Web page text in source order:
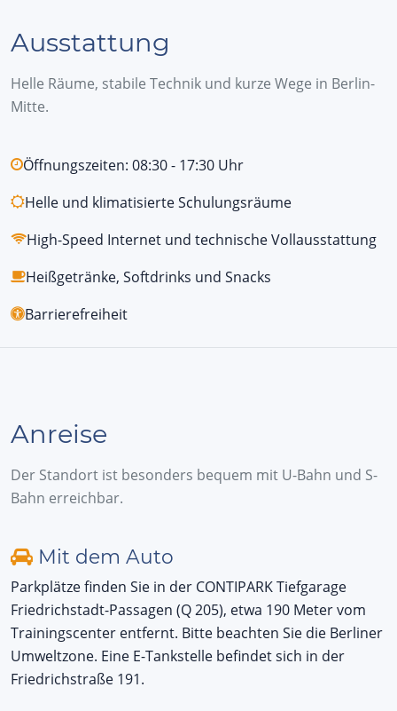
Ausstattung
Helle Räume, stabile Technik und kurze Wege in Berlin-
Mitte.
Öffnungszeiten: 08:30 - 17:30 Uhr
Helle und klimatisierte Schulungsräume
High-Speed Internet und technische Vollausstattung
Heißgetränke, Softdrinks und Snacks
Barrierefreiheit
Anreise
Der Standort ist besonders bequem mit U-Bahn und S-
Bahn erreichbar.
Mit dem Auto
Parkplätze finden Sie in der CONTIPARK Tiefgarage
Friedrichstadt-Passagen (Q 205), etwa 190 Meter vom
Trainingscenter entfernt. Bitte beachten Sie die Berliner
Umweltzone. Eine E-Tankstelle befindet sich in der
Friedrichstraße 191.